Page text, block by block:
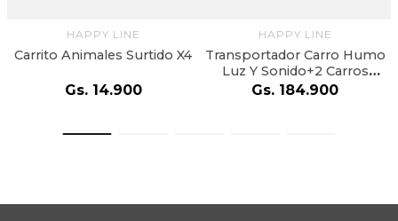
HAPPY LINE
Carrito Animales Surtido X4
Gs. 14.900
HAPPY LINE
Transportador Carro Humo
Luz Y Sonido+2 Carros
Pequeños
Gs. 184.900